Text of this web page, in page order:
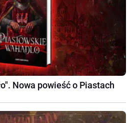
Nowa powieść o Piastach